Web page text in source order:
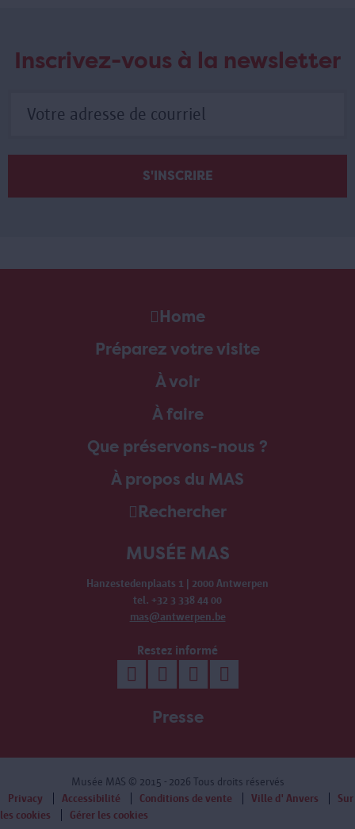
Inscrivez-vous à la newsletter
Home
Préparez votre visite
À voir
À faire
Que préservons-nous ?
À propos du MAS
Rechercher
MUSÉE MAS
Hanzestedenplaats 1 | 2000 Antwerpen
tel. +32 3 338 44 00
mas@antwerpen.be
Restez informé
Presse
Musée MAS © 2015 - 2026 Tous droits réservés
Privacy
Accessibilité Conditions de vente Ville d' Anvers
Sur
les cookies
Gérer les cookies